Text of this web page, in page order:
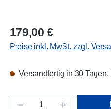
Regulärer Preis:
179,00 €
Preise inkl. MwSt. zzgl.
Versandfertig in 30
Produkt Anzahl: